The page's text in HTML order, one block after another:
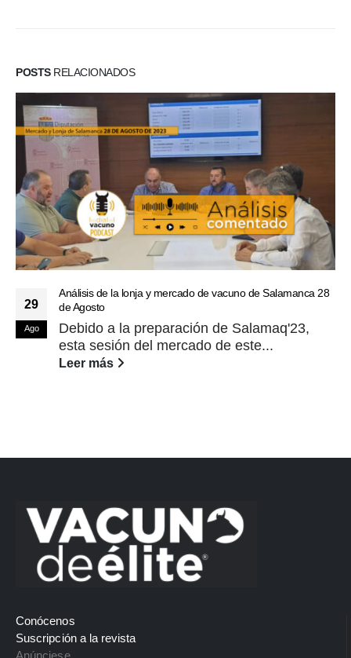
POSTSRELACIONADOS
29
Ago
Análisis de la lonja y mercado de vacuno de Salamanca 28
de Agosto
Debido a la preparación de Salamaq'23,
esta sesión del mercado de este...
Leer más
Conócenos
Suscripción a la revista